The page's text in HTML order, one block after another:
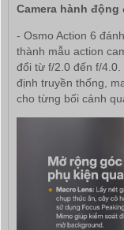
Camera hành
- Osmo Action 6
thành mẫu action
đổi từ f/2.0 đến f/
định truyền thống,
cho từng bối cảnh